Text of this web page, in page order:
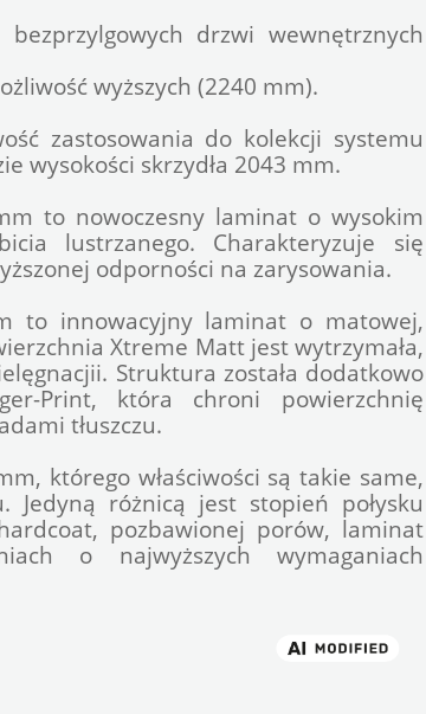
drzwi wewnętrznych
wyższych (2240 mm).
zastosowania do kolekcji systemu
wysokości skrzydła 2043 mm.
to nowoczesny laminat o wysokim
lustrzanego. Charakteryzuje się
odporności na zarysowania.
to innowacyjny laminat o matowej,
Xtreme Matt jest wytrzymała,
Struktura została dodatkowo
Print, która chroni powierzchnię
tłuszczu.
którego właściwości są takie same,
Jedyną różnicą jest stopień połysku
pozbawionej porów, laminat
o najwyższych wymaganiach